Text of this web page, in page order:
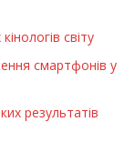
світу
смартфонів у
результатів